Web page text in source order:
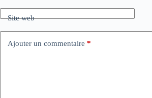
Site web
Ajouter un commentaire *